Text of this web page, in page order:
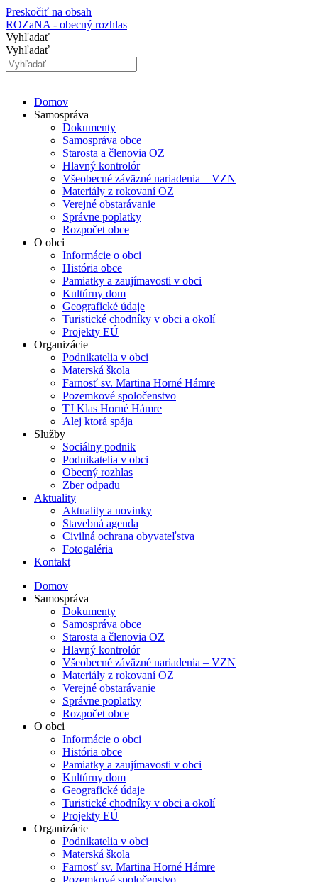
Preskočiť na obsah
ROZaNA - obecný rozhlas
Vyhľadať
Vyhľadať
Domov
Samospráva
Dokumenty
Samospráva obce
Starosta a členovia OZ
Hlavný kontrolór
Všeobecné záväzné nariadenia – VZN
Materiály z rokovaní OZ
Verejné obstarávanie
Správne poplatky
Rozpočet obce
O obci
Informácie o obci
História obce
Pamiatky a zaujímavosti v obci
Kultúrny dom
Geografické údaje
Turistické chodníky v obci a okolí
Projekty EÚ
Organizácie
Podnikatelia v obci
Materská škola
Farnosť sv. Martina Horné Hámre
Pozemkové spoločenstvo
TJ Klas Horné Hámre
Alej ktorá spája
Služby
Sociálny podnik
Podnikatelia v obci
Obecný rozhlas
Zber odpadu
Aktuality
Aktuality a novinky
Stavebná agenda
Civilná ochrana obyvateľstva
Fotogaléria
Kontakt
Domov
Samospráva
Dokumenty
Samospráva obce
Starosta a členovia OZ
Hlavný kontrolór
Všeobecné záväzné nariadenia – VZN
Materiály z rokovaní OZ
Verejné obstarávanie
Správne poplatky
Rozpočet obce
O obci
Informácie o obci
História obce
Pamiatky a zaujímavosti v obci
Kultúrny dom
Geografické údaje
Turistické chodníky v obci a okolí
Projekty EÚ
Organizácie
Podnikatelia v obci
Materská škola
Farnosť sv. Martina Horné Hámre
Pozemkové spoločenstvo